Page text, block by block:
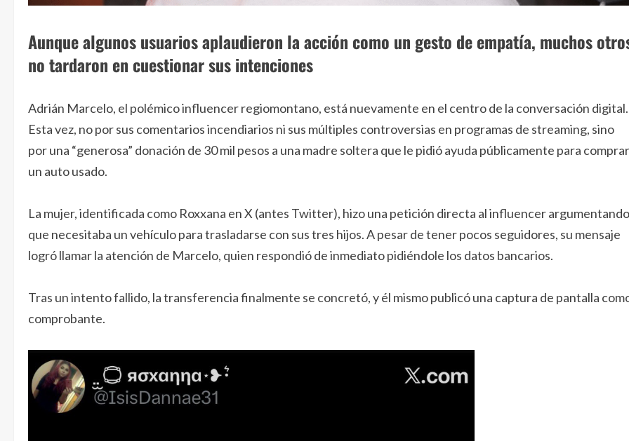
Aunque algunos usuarios aplaudieron la acción como un gesto de empatía, muchos
no tardaron en cuestionar sus intenciones
Adrián Marcelo, el polémico influencer regiomontano, está nuevamente en el centro de la conversación digital.
Esta vez, no por sus comentarios incendiarios ni sus múltiples controversias en programas de streaming, sino
por una “generosa” donación de 30 mil pesos a una madre soltera que le pidió ayuda públicamente para comprar
un auto usado.
La mujer, identificada como Roxxana en X (antes Twitter), hizo una petición directa al influencer argumentando
que necesitaba un vehículo para trasladarse con sus tres hijos. A pesar de tener pocos seguidores, su mensaje
logró llamar la atención de Marcelo, quien respondió de inmediato pidiéndole los datos bancarios.
Tras un intento fallido, la transferencia finalmente se concretó, y él mismo publicó una captura de pantalla
comprobante.